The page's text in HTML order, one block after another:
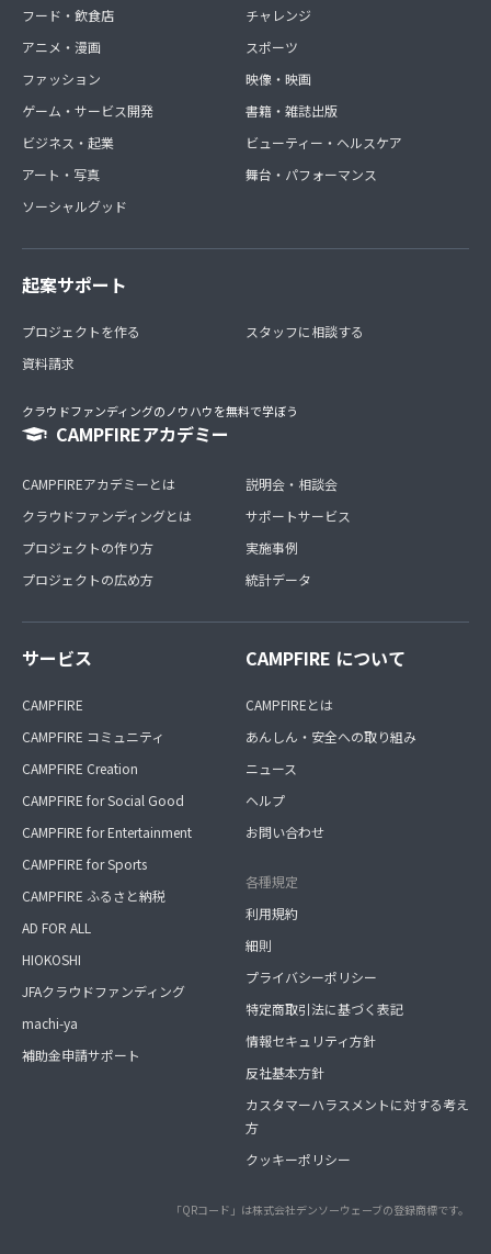
フード・飲食店
アニメ・漫画
ファッション
ゲーム・サービス開発
ビジネス・起業
アート・写真
ソーシャルグッド
チャレンジ
スポーツ
映像・映画
書籍・雑誌出版
ビューティー・ヘルスケア
舞台・パフォーマンス
起案サポート
プロジェクトを作る
資料請求
スタッフに相談する
クラウドファンディングのノウハウを無料で学ぼう
CAMPFIREアカデミー
CAMPFIREアカデミーとは
クラウドファンディングとは
プロジェクトの作り方
プロジェクトの広め方
説明会・相談会
サポートサービス
実施事例
統計データ
サービス
CAMPFIRE
CAMPFIRE コミュニティ
CAMPFIRE Creation
CAMPFIRE for Social Good
CAMPFIRE for Entertainment
CAMPFIRE for Sports
CAMPFIRE ふるさと納税
AD FOR ALL
HIOKOSHI
JFAクラウドファンディング
machi-ya
補助金申請サポート
CAMPFIRE について
CAMPFIREとは
あんしん・安全への取り組み
ニュース
ヘルプ
お問い合わせ
各種規定
利用規約
細則
プライバシーポリシー
特定商取引法に基づく表記
情報セキュリティ方針
反社基本方針
カスタマーハラスメントに対する考え
方
クッキーポリシー
「QRコード」は株式会社デンソーウェーブの登録商標です。